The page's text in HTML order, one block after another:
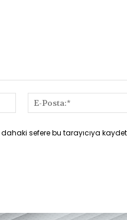
İsim:*
sefere bu tarayıcıya